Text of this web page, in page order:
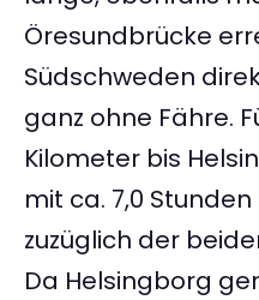
Öresundbrücke
Südschweden
ganz ohne Fähre.
Kilometer bis
mit ca. 7,0
zuzüglich der
Da Helsingborg